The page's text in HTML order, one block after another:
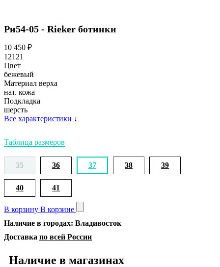
Ри54-05 - Rieker ботинки
10 450 ₽
12121
Цвет
бежевый
Материал верха
нат. кожа
Подкладка
шерсть
Все характеристики ↓
Таблица размеров
35 36 37 38 39
40 41
В корзину В корзине
Наличие в городах: Владивосток
Доставка по всей России
Наличие в магазинах